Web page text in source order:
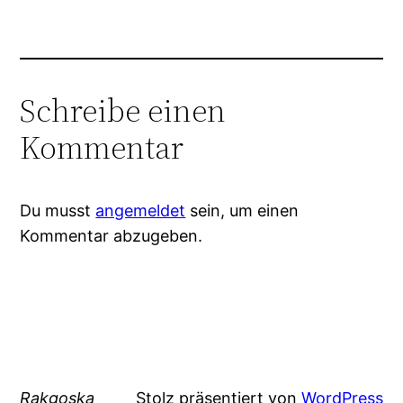
Schreibe einen
Kommentar
Du musst angemeldet sein, um einen
Kommentar abzugeben.
Rakgoska Stolz präsentiert von WordPress